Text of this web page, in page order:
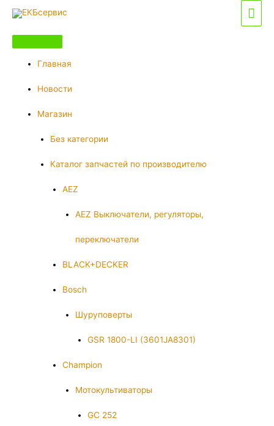
Перейти
содержимому
Главная
Новости
Магазин
Без категории
Каталог запчастей по производителю
AEZ
AEZ Выключатели, регуляторы,
переключатели
BLACK+DECKER
Bosch
Шуруповерты
GSR 1800-LI (3601JA8301)
Champion
Мотокультиваторы
GC 252